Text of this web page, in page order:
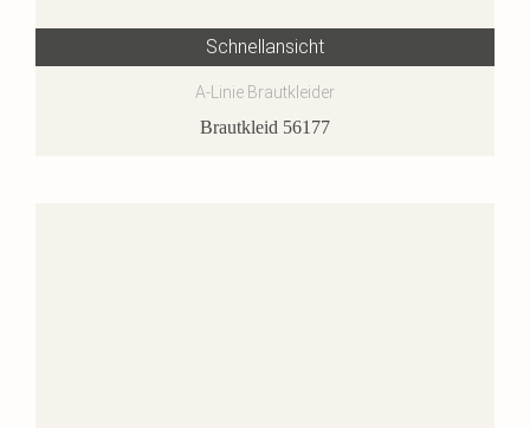
Schnellansicht
A-Linie Brautkleider
Brautkleid 56177